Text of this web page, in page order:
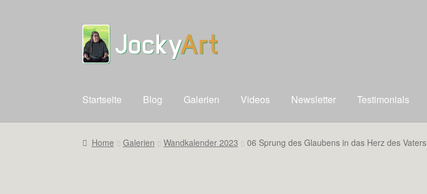
Zur
Navigation
springen
Zum
Inhalt
springen
Startseite Blog Galerien Videos Newsletter Testimonials
Home Galerien Wandkalender 2023 06 Sprung des Glaubens in das Herz des Vaters